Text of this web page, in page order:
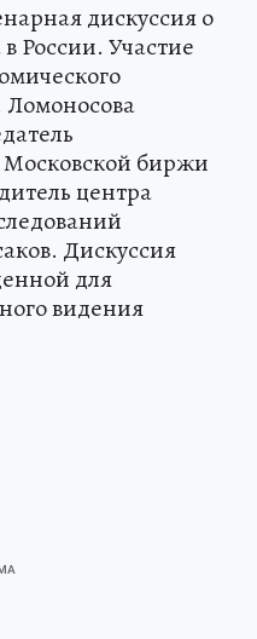
дискуссия о
России. Участие
Московской биржи
центра
Дискуссия
для
видения